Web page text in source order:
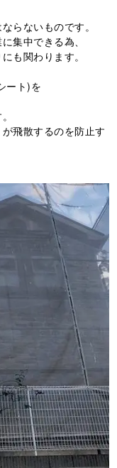
らないものです。
集中できる為、
も関わります。
ート)を
飛散するのを防止す